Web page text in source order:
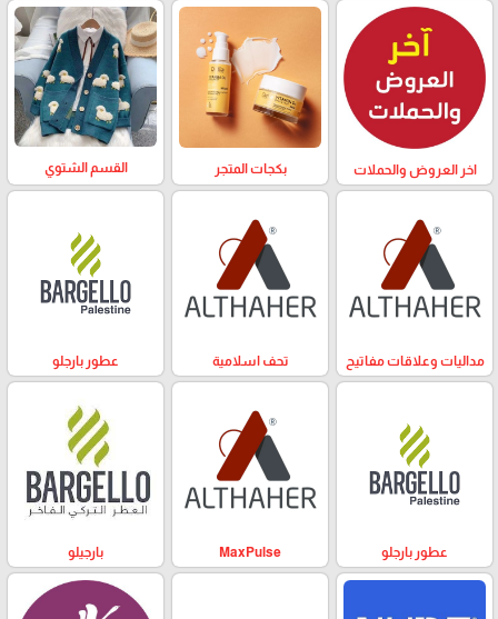
اخر العروض والحملات بكجات المتجر القسم الشتوي
مداليات وعلاقات مفاتيح تحف اسلامية عطور بارجلو
عطور بارجلو MaxPulse بارجيلو